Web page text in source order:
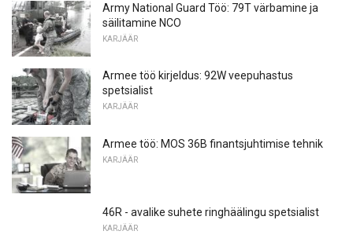
Army National Guard Töö: 79T värbamine ja
säilitamine NCO
KARJÄÄR
Armee töö kirjeldus: 92W veepuhastus
spetsialist
KARJÄÄR
Armee töö: MOS 36B finantsjuhtimise tehnik
KARJÄÄR
46R - avalike suhete ringhäälingu spetsialist
KARJÄÄR